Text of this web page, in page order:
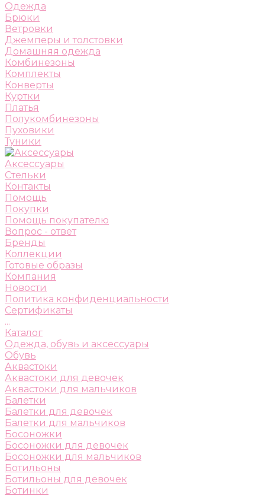
Одежда
Брюки
Ветровки
Джемперы и толстовки
Домашняя одежда
Комбинезоны
Комплекты
Конверты
Куртки
Платья
Полукомбинезоны
Пуховики
Туники
Аксессуары
Стельки
Контакты
Помощь
Покупки
Помощь покупателю
Вопрос - ответ
Бренды
Коллекции
Готовые образы
Компания
Новости
Политика конфиденциальности
Сертификаты
...
Каталог
Одежда, обувь и аксессуары
Обувь
Аквастоки
Аквастоки для девочек
Аквастоки для мальчиков
Балетки
Балетки для девочек
Балетки для мальчиков
Босоножки
Босоножки для девочек
Босоножки для мальчиков
Ботильоны
Ботильоны для девочек
Ботинки